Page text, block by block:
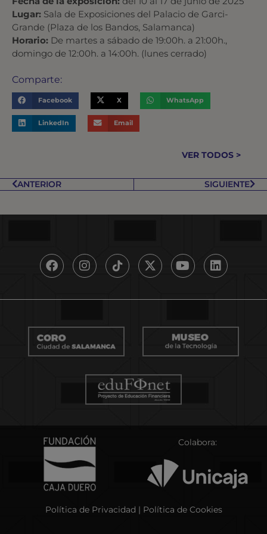
Lugar: Sala de Exposiciones del Palacio de Garci-
Grande (Plaza de los Bandos, Salamanca)
Horario: De martes a sábado de 19:00h. a 21:00h.,
domingo de 12:00h. a 14:00h. (lunes cerrado)
Comparte:
Facebook X WhatsApp
LinkedIn Email
VER TODOS >
ANTERIOR SIGUIENTE
Colabora:
Política de Privacidad | Política de Cookies